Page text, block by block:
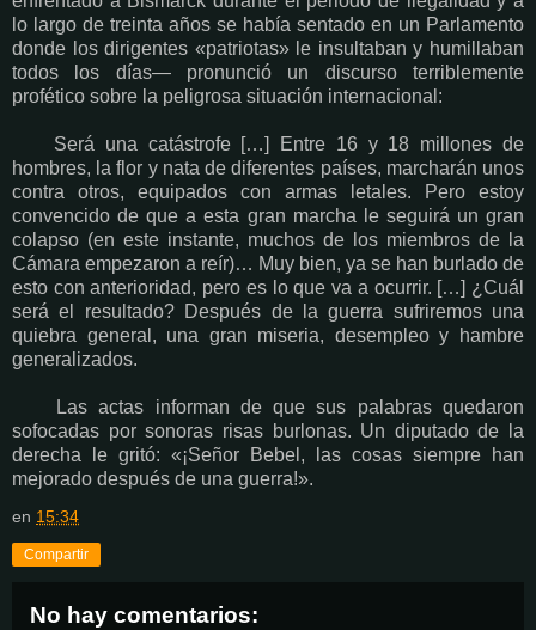
lo largo de treinta años se había sentado en un Parlamento
donde los dirigentes «patriotas» le insultaban y humillaban
todos los días— pronunció un discurso terriblemente
profético sobre la peligrosa situación internacional:
Será una catástrofe […] Entre 16 y 18 millones de
hombres, la flor y nata de diferentes países, marcharán unos
contra otros, equipados con armas letales. Pero estoy
convencido de que a esta gran marcha le seguirá un gran
colapso (en este instante, muchos de los miembros de la
Cámara empezaron a reír)… Muy bien, ya se han burlado de
esto con anterioridad, pero es lo que va a ocurrir. […] ¿Cuál
será el resultado? Después de la guerra sufriremos una
quiebra general, una gran miseria, desempleo y hambre
generalizados.
Las actas informan de que sus palabras quedaron
sofocadas por sonoras risas burlonas. Un diputado de la
derecha le gritó: «¡Señor Bebel, las cosas siempre han
mejorado después de una guerra!».
en 15:34
Compartir
No hay comentarios: